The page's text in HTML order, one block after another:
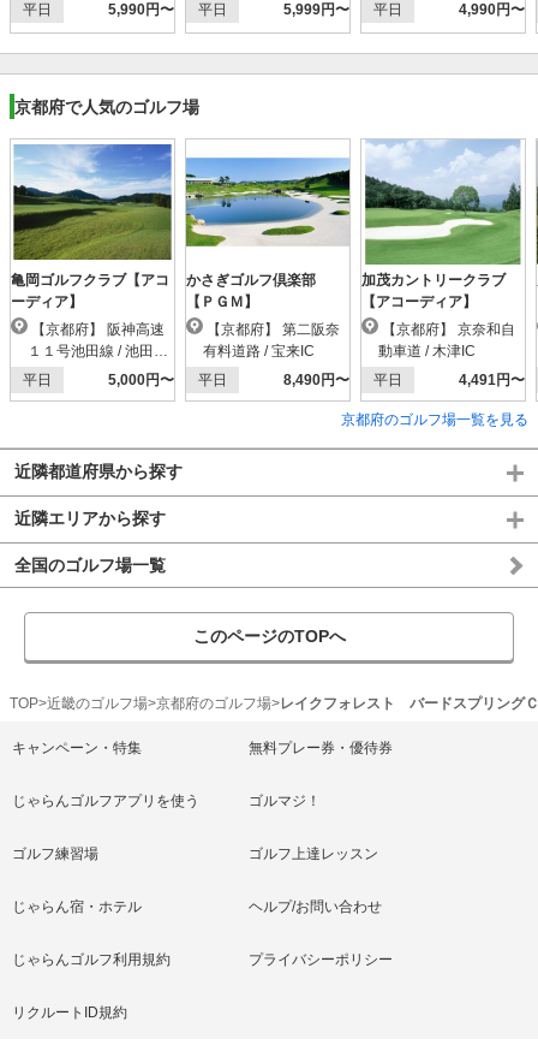
平日
5,990円〜
平日
5,999円〜
平日
4,990円〜
京都府で人気のゴルフ場
亀岡ゴルフクラブ【アコ
ーディア】
１１号池田線 / 池田木
部IC
平日 5,000円〜
かさぎゴルフ倶楽部
【ＰＧＭ】
有料道路 / 宝来IC
平日
8,490円〜
加茂カントリークラブ
【アコーディア】
動車道 / 木津IC
平日
4,491円〜
京都府のゴルフ場一覧を見る
近隣都道府県から探す
近隣エリアから探す
全国のゴルフ場一覧
このページのTOPへ
TOP 近畿のゴルフ場 京都府のゴルフ場 レイクフォレスト バードスプリング
キャンペーン・特集 無料プレー券・優待券
じゃらんゴルフアプリを使う ゴルマジ！
ゴルフ練習場 ゴルフ上達レッスン
じゃらん宿・ホテル ヘルプ/お問い合わせ
じゃらんゴルフ利用規約 プライバシーポリシー
リクルートID規約